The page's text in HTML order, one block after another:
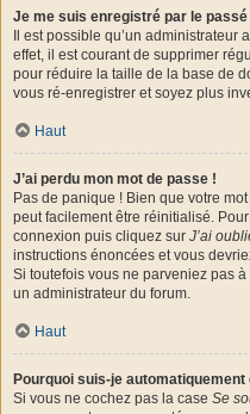
Je me suis enregistré par le
Il est possible qu’un
effet, il est courant de supprimer
pour réduire la taille de la base de
vous ré-enregistrer et soyez plus
Haut
J’ai perdu mon mot de passe !
Pas de panique ! Bien que votre
peut facilement être réinitialisé.
connexion puis cliquez sur J’ai
instructions énoncées et vous
Si toutefois vous ne parveniez pas
un administrateur du forum.
Haut
Pourquoi suis-je automatiquement
Si vous ne cochez pas la case Se